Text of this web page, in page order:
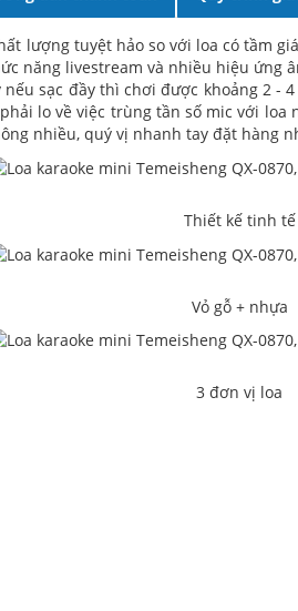
lượng tuyệt hảo so với loa có tầm
năng livestream và nhiều hiệu
sạc đầy thì chơi được khoảng 2
lo về việc trùng tần số mic với
nhiều, quý vị nhanh tay đặt hàng
Thiết kế tinh tế
Vỏ gỗ + nhựa
3 đơn vị loa